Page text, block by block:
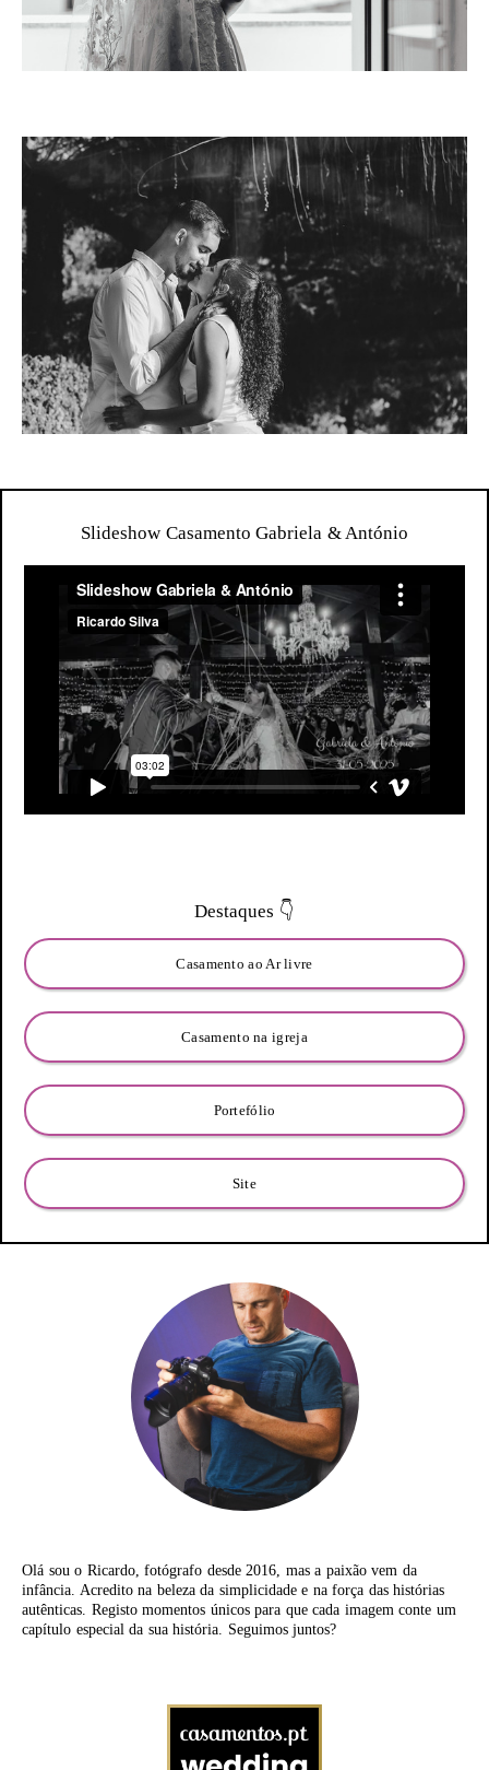
Slideshow Casamento Gabriela & António
Destaques 👇
Casamento ao Ar livre
Casamento na igreja
Portefólio
Site
Olá sou o Ricardo, fotógrafo desde 2016, mas a paixão vem da
infância. Acredito na beleza da simplicidade e na força das histórias
autênticas. Registo momentos únicos para que cada imagem conte um
capítulo especial da sua história. Seguimos juntos?